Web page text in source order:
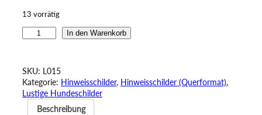
13 vorrätig
e
-
W
In den Warenkorb
SKU: L015
Kategorie: Hinweisschilder, Hinweisschilder (Querformat)
Lustige Hundeschilder
Beschreibung